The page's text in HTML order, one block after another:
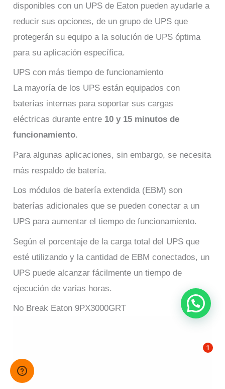
disponibles con un UPS de Eaton pueden ayudarle a
reducir sus opciones, de un grupo de UPS que
protegerán su equipo a la solución de UPS óptima
para su aplicación específica.
UPS con más tiempo de funcionamiento
La mayoría de los UPS están equipados con
baterías internas para soportar sus cargas
eléctricas durante entre 10 y 15 minutos de
funcionamiento.
Para algunas aplicaciones, sin embargo, se necesita
más respaldo de batería.
Los módulos de batería extendida (EBM) son
baterías adicionales que se pueden conectar a un
UPS para aumentar el tiempo de funcionamiento.
Según el porcentaje de la carga total del UPS que
esté utilizando y la cantidad de EBM conectados, un
UPS puede alcanzar fácilmente un tiempo de
ejecución de varias horas.
No Break Eaton 9PX3000GRT
1